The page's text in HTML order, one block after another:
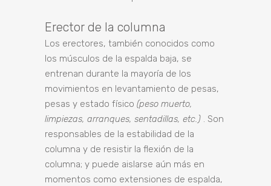
Erector de la columna
Los erectores, también conocidos como
los músculos de la espalda baja, se
entrenan durante la mayoría de los
movimientos en levantamiento de pesas,
pesas y estado físico (peso muerto,
limpiezas, arranques, sentadillas, etc.) . Son
responsables de la estabilidad de la
columna y de resistir la flexión de la
columna; y puede aislarse aún más en
momentos como extensiones de espalda,